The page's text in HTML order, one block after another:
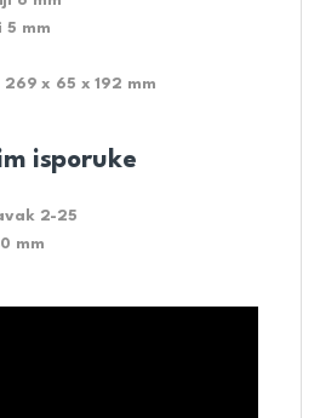
5 mm
269 x 65 x 192 mm
isporuke
2-25
mm